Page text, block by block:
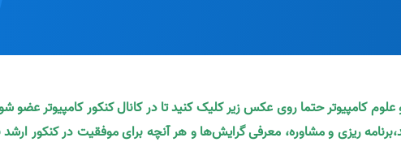
کامپیوتر حتما روی عکس زیر کلیک کنید تا در کانال کنکور کامپیوتر عضو
ریزی و مشاوره، معرفی گرایش‌ها و هر آنچه برای موفقیت در کنکور ارشد